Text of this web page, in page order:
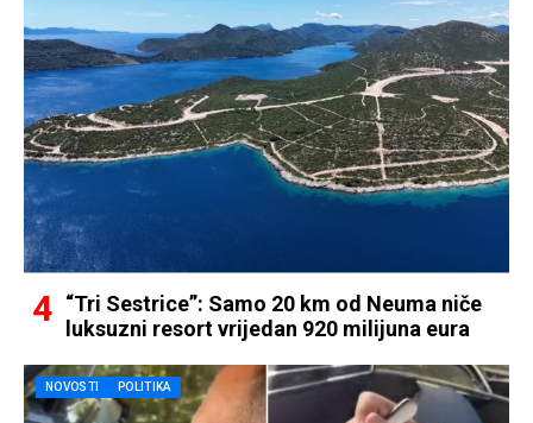
“Tri Sestrice”: Samo 20 km od Neuma niče
luksuzni resort vrijedan 920 milijuna eura
NOVOSTI POLITIKA